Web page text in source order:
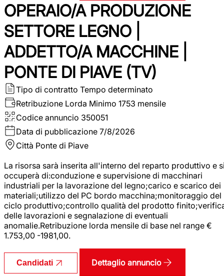
OPERAIO/A PRODUZIONE
SETTORE LEGNO |
ADDETTO/A MACCHINE |
PONTE DI PIAVE (TV)
Tipo di contratto Tempo determinato
Retribuzione Lorda Minimo 1753 mensile
Codice annuncio 350051
Data di pubblicazione 7/8/2026
Città Ponte di Piave
La risorsa sarà inserita all'interno del reparto produttivo e
occuperà di:conduzione e supervisione di macchinari
industriali per la lavorazione del legno;carico e scarico dei
materiali;utilizzo del PC bordo macchina;monitoraggio del
ciclo produttivo;controllo qualità del prodotto
delle lavorazioni e segnalazione di eventuali
anomalie.Retribuzione lorda mensile di base nel range €
1.753,00 -1981,00.
Candidati Dettaglio annuncio